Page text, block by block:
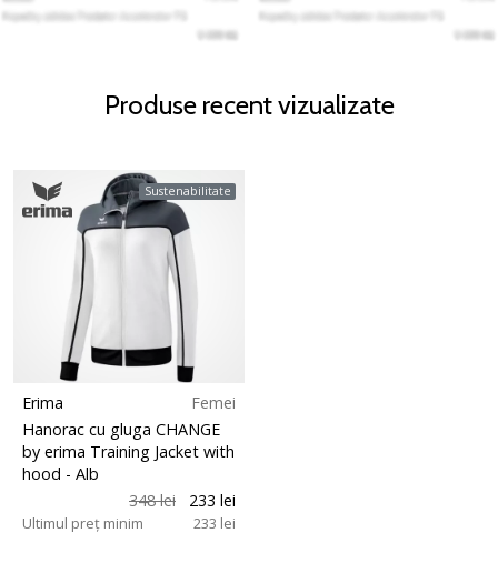
Produse recent vizualizate
Sustenabilitate
Erima
Femei
Hanorac cu gluga CHANGE
by erima Training Jacket with
hood - Alb
348 lei
233 lei
Ultimul preț minim 233 lei